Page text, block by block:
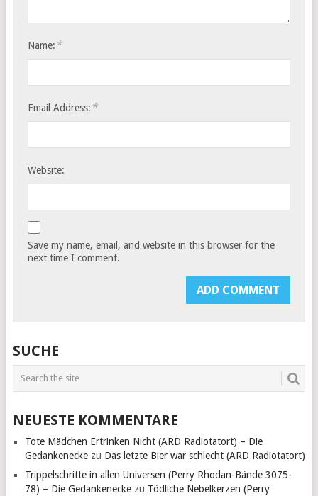
Name: *
Email Address: *
Website:
Save my name, email, and website in this browser for the
next time I comment.
SUCHE
NEUESTE KOMMENTARE
Tote Mädchen Ertrinken Nicht (ARD Radiotatort) – Die
Gedankeneckezu Das letzte Bier war schlecht (ARD Radiotatort)
Trippelschritte in allen Universen (Perry Rhodan-Bände 3075-
78) – Die Gedankeneckezu Tödliche Nebelkerzen (Perry